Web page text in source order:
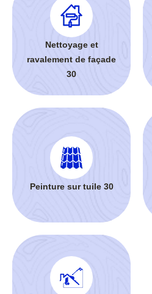
Nettoyage et
ravalement de façade
30
Peinture sur tuile 30